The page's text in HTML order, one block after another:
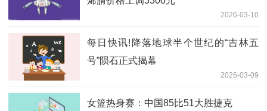
2026-03-10
每日快讯!降落地球半个世纪的“吉林五
号”陨石正式揭幕
2026-03-09
女篮热身赛：中国85比51大胜捷克